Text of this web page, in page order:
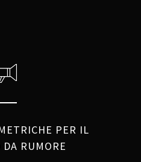
PER IL
RUMORE